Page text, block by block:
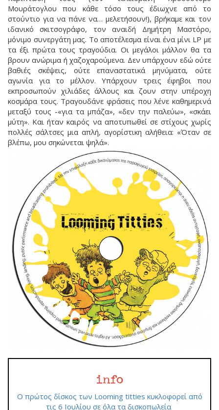
Μουράτογλου που κάθε τόσο τους έδιωχνε από το
στούντιο για να πάνε να… μελετήσουν!), βρήκαμε και τον
ιδανικό σκιτσογράφο, τον αναιδή Δημήτρη Μαστόρο,
μόνιμο συνεργάτη μας. Το αποτέλεσμα είναι ένα μίνι LP με
τα έξι πρώτα τους τραγούδια. Οι μεγάλοι μάλλον θα τα
βρουν ανώριμα ή χαζοχαρούμενα. Δεν υπάρχουν εδώ ούτε
βαθιές σκέψεις, ούτε επαναστατικά μηνύματα, ούτε
αγωνία για το μέλλον. Υπάρχουν τρεις έφηβοι που
εκπροσωπούν χιλιάδες άλλους και ζουν στην υπέροχη
κοσμάρα τους. Τραγουδάνε φράσεις που λένε καθημερινά
μεταξύ τους -«για τα μπάζα», «δεν την παλεύω», «σκάει
μύτη». Και ήταν καιρός να αποτυπωθεί σε στίχους χωρίς
πολλές σάλτσες μια απλή, αγορίστικη αλήθεια: «Όταν σε
βλέπω, μου σηκώνεται ψηλά».
info
Ο πρώτος δίσκος των Looming titties κυκλοφορεί από
τις 6 Ιουλίου σε όλα τα δισκοπωλεία